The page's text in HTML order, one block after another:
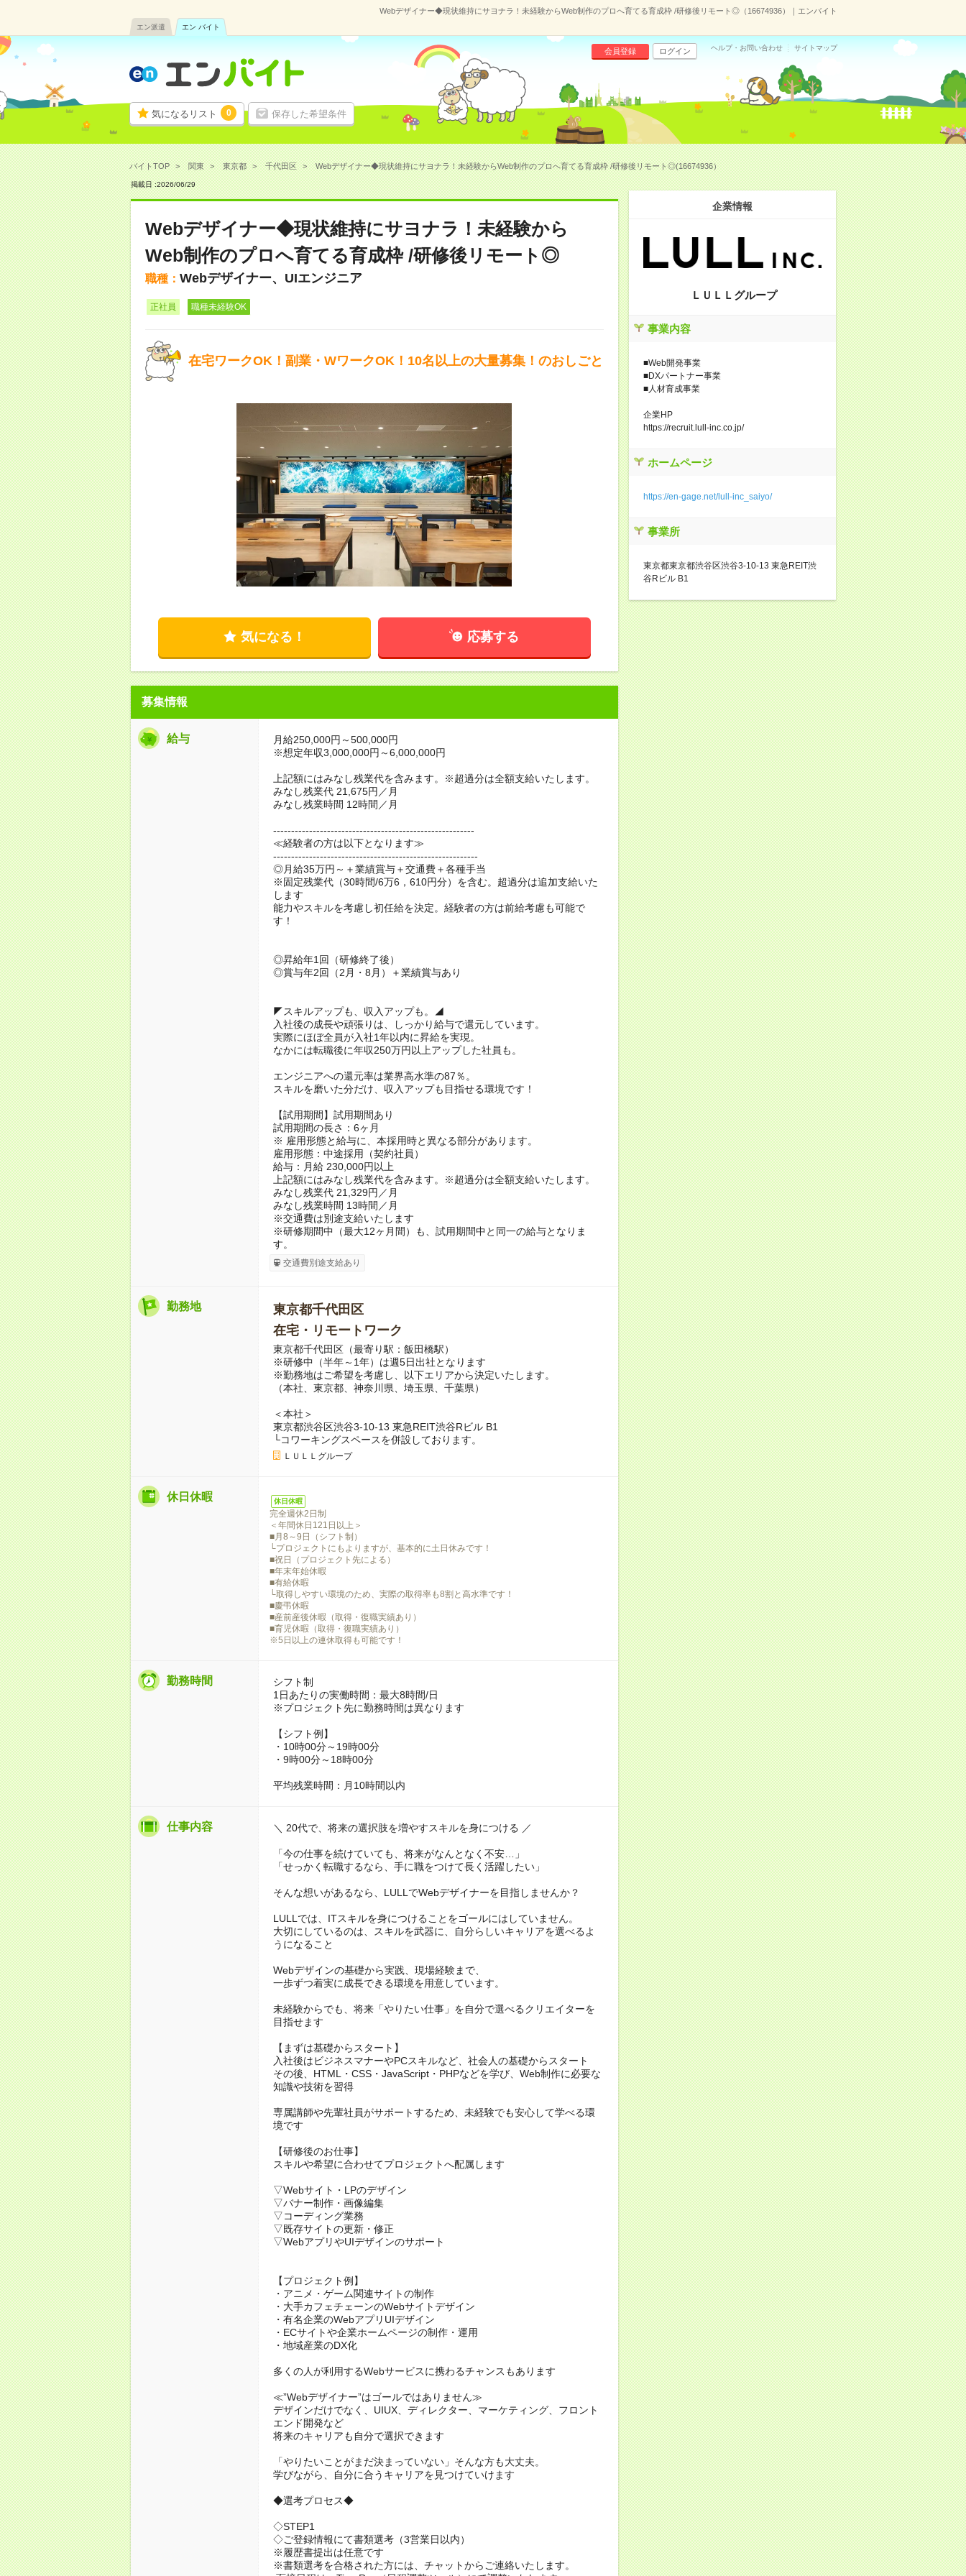
Webデザイナー◆現状維持にサヨナラ！未経験からWeb制作のプロへ育てる育成枠 /研修後リモート◎（16674936）｜エンバイト
エン派遣 エン バイト
気になるリスト 0 保存した希望条件
会員登録 ログイン ヘルプ・お問い合わせ サイトマップ
バイトTOP 関東 東京都 千代田区 Webデザイナー◆現状維持にサヨナラ！未経験からWeb制作のプロへ育てる育成枠 /研修後リモート◎(16674936）
掲載日 :2026/06/29
Webデザイナー◆現状維持にサヨナラ！未経験から
Web制作のプロへ育てる育成枠 /研修後リモート◎
職種： Webデザイナー、UIエンジニア
正社員 職種未経験OK
在宅ワークOK！副業・WワークOK！10名以上の大量募集！のおしごと
気になる！ 応募する
募集情報
給与
月給250,000円～500,000円
※想定年収3,000,000円～6,000,000円
上記額にはみなし残業代を含みます。※超過分は全額支給いたします。
みなし残業代 21,675円／月
みなし残業時間 12時間／月
--------------------------------------------------------
≪経験者の方は以下となります≫
---------------------------------------------------------
◎月給35万円～＋業績賞与＋交通費＋各種手当
※固定残業代（30時間/6万6，610円分）を含む。超過分は追加支給いた
します
能力やスキルを考慮し初任給を決定。経験者の方は前給考慮も可能で
す！
◎昇給年1回（研修終了後）
◎賞与年2回（2月・8月）＋業績賞与あり
◤スキルアップも、収入アップも。◢
入社後の成長や頑張りは、しっかり給与で還元しています。
実際にほぼ全員が入社1年以内に昇給を実現。
なかには転職後に年収250万円以上アップした社員も。
エンジニアへの還元率は業界高水準の87％。
スキルを磨いた分だけ、収入アップも目指せる環境です！
【試用期間】試用期間あり
試用期間の長さ：6ヶ月
※ 雇用形態と給与に、本採用時と異なる部分があります。
雇用形態：中途採用（契約社員）
給与：月給 230,000円以上
上記額にはみなし残業代を含みます。※超過分は全額支給いたします。
みなし残業代 21,329円／月
みなし残業時間 13時間／月
※交通費は別途支給いたします
※研修期間中（最大12ヶ月間）も、試用期間中と同一の給与となりま
す。
交通費別途支給あり
勤務地
東京都千代田区
在宅・リモートワーク
東京都千代田区（最寄り駅：飯田橋駅）
※研修中（半年～1年）は週5日出社となります
※勤務地はご希望を考慮し、以下エリアから決定いたします。
（本社、東京都、神奈川県、埼玉県、千葉県）
＜本社＞
東京都渋谷区渋谷3-10-13 東急REIT渋谷Rビル B1
└コワーキングスペースを併設しております。
ＬＵＬＬグループ
休日休暇 休日休暇
完全週休2日制
＜年間休日121日以上＞
■月8～9日（シフト制）
└プロジェクトにもよりますが、基本的に土日休みです！
■祝日（プロジェクト先による）
■年末年始休暇
■有給休暇
└取得しやすい環境のため、実際の取得率も8割と高水準です！
■慶弔休暇
■産前産後休暇（取得・復職実績あり）
■育児休暇（取得・復職実績あり）
※5日以上の連休取得も可能です！
勤務時間
シフト制
1日あたりの実働時間：最大8時間/日
※プロジェクト先に勤務時間は異なります
【シフト例】
・10時00分～19時00分
・9時00分～18時00分
平均残業時間：月10時間以内
仕事内容 ＼ 20代で、将来の選択肢を増やすスキルを身につける ／
「今の仕事を続けていても、将来がなんとなく不安…」
「せっかく転職するなら、手に職をつけて長く活躍したい」
そんな想いがあるなら、LULLでWebデザイナーを目指しませんか？
LULLでは、ITスキルを身につけることをゴールにはしていません。
大切にしているのは、スキルを武器に、自分らしいキャリアを選べるよ
うになること
Webデザインの基礎から実践、現場経験まで、
一歩ずつ着実に成長できる環境を用意しています。
未経験からでも、将来「やりたい仕事」を自分で選べるクリエイターを
目指せます
【まずは基礎からスタート】
入社後はビジネスマナーやPCスキルなど、社会人の基礎からスタート
その後、HTML・CSS・JavaScript・PHPなどを学び、Web制作に必要な
知識や技術を習得
専属講師や先輩社員がサポートするため、未経験でも安心して学べる環
境です
【研修後のお仕事】
スキルや希望に合わせてプロジェクトへ配属します
▽Webサイト・LPのデザイン
▽バナー制作・画像編集
▽コーディング業務
▽既存サイトの更新・修正
▽WebアプリやUIデザインのサポート
【プロジェクト例】
・アニメ・ゲーム関連サイトの制作
・大手カフェチェーンのWebサイトデザイン
・有名企業のWebアプリUIデザイン
・ECサイトや企業ホームページの制作・運用
・地域産業のDX化
多くの人が利用するWebサービスに携わるチャンスもあります
≪”Webデザイナー”はゴールではありません≫
デザインだけでなく、UIUX、ディレクター、マーケティング、フロント
エンド開発など
将来のキャリアも自分で選択できます
「やりたいことがまだ決まっていない」そんな方も大丈夫。
学びながら、自分に合うキャリアを見つけていけます
◆選考プロセス◆
◇STEP1
◇ご登録情報にて書類選考（3営業日以内）
※履歴書提出は任意です
※書類選考を合格された方には、チャットからご連絡いたします。
企業情報
ＬＵＬＬグループ
事業内容
■Web開発事業
■DXパートナー事業
■人材育成事業
企業HP
https://recruit.lull-inc.co.jp/
ホームページ
https://en-gage.net/lull-inc_saiyo/
事業所
東京都東京都渋谷区渋谷3-10-13 東急REIT渋
谷Rビル B1